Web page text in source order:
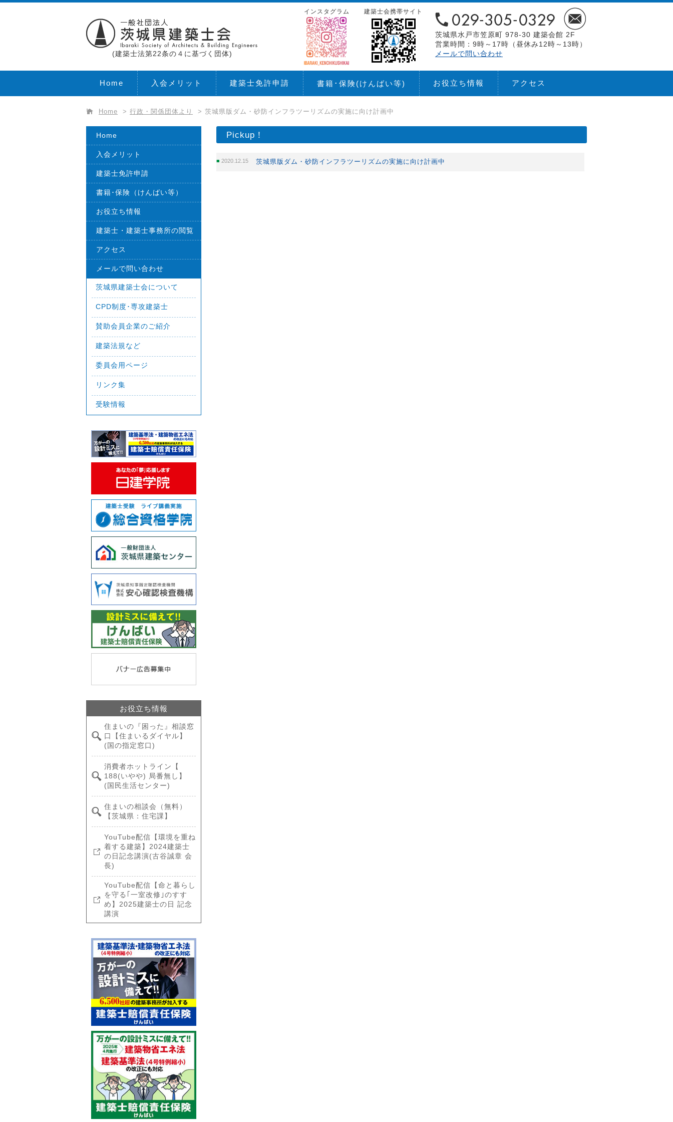
(建築士法第22条の４に基づく団体)
茨城県水戸市笠原町 978-30 建築会館 2F
営業時間：9時～17時（昼休み12時～13時）
メールで問い合わせ
建築士会携帯サイト
インスタグラム
Home 入会メリット 建築士免許申請 書籍･保険(けんばい等) お役立ち情報 アクセス
Home > 行政・関係団体より > 茨城県版ダム・砂防インフラツーリズムの実施に向け計画中
Pickup！
2020.12.15 茨城県版ダム・砂防インフラツーリズムの実施に向け計画中
Home
入会メリット
建築士免許申請
書籍･保険（けんばい等）
お役立ち情報
建築士・建築士事務所の閲覧
アクセス
メールで問い合わせ
茨城県建築士会について
CPD制度･専攻建築士
賛助会員企業のご紹介
建築法規など
委員会用ページ
リンク集
受験情報
お役立ち情報
住まいの『困った』相談窓
口【住まいるダイヤル】
(国の指定窓口)
消費者ホットライン【
188(いやや) 局番無し】
(国民生活センター)
住まいの相談会（無料）
【茨城県：住宅課】
YouTube配信【環境を重ね
着する建築】2024建築士
の日記念講演(古谷誠章 会
長)
YouTube配信【命と暮らし
を守る｢一室改修｣のすす
め】2025建築士の日 記念
講演